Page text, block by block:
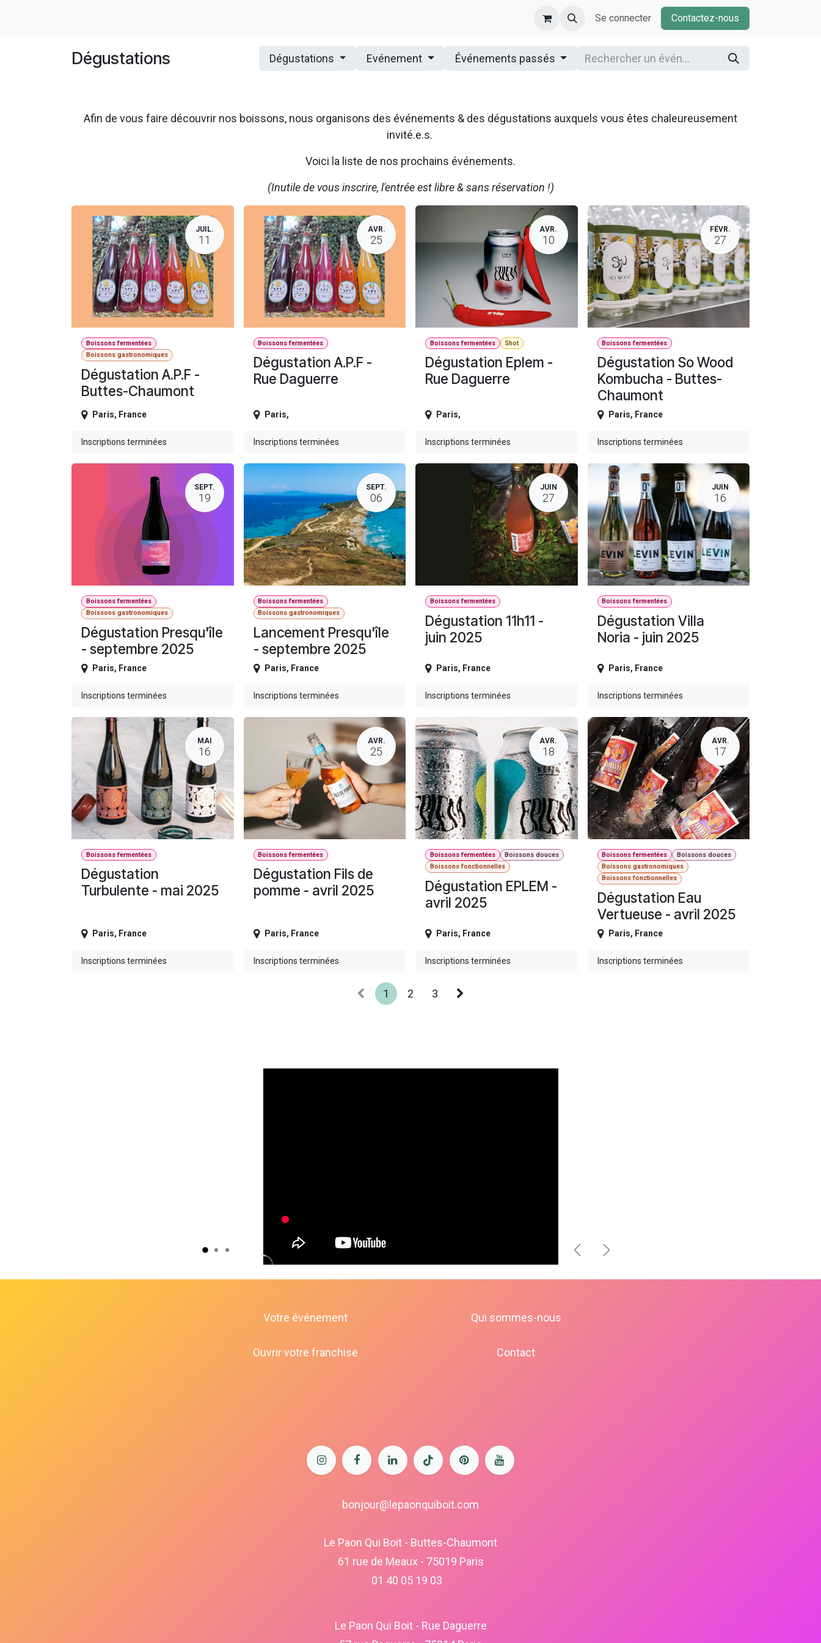
Se connecter Contactez-nous
Dégustations Dégustations Evénement Événements passés
Afin de vous faire découvrir nos boissons, nous organisons des événements & des dégustations auxquels vous êtes chaleureusement
invité.e.s.
Voici la liste de nos prochains événements.
(Inutile de vous inscrire, l'entrée est libre & sans réservation !)
JUIL.
11
Boissons fermentées
Boissons gastronomiques
Dégustation A.P.F -
Buttes-Chaumont
Paris, France
Inscriptions terminées
AVR.
25
Boissons fermentées
Dégustation A.P.F -
Rue Daguerre
Paris,
Inscriptions terminées
AVR.
10
Boissons fermentées Shot
Dégustation Eplem -
Rue Daguerre
Paris,
Inscriptions terminées
FÉVR.
27
Boissons fermentées
Dégustation So Wood
Kombucha - Buttes-
Chaumont
Paris, France
Inscriptions terminées
SEPT.
19
Boissons fermentées
Boissons gastronomiques
Dégustation Presqu'île
- septembre 2025
Paris, France
Inscriptions terminées
SEPT.
06
Boissons fermentées
Boissons gastronomiques
Lancement Presqu'île
- septembre 2025
Paris, France
Inscriptions terminées
JUIN
27
Boissons fermentées
Dégustation 11h11 -
juin 2025
Paris, France
Inscriptions terminées
JUIN
16
Boissons fermentées
Dégustation Villa
Noria - juin 2025
Paris, France
Inscriptions terminées
MAI
16
Boissons fermentées
Dégustation
Turbulente - mai 2025
Paris, France
Inscriptions terminées
AVR.
25
Boissons fermentées
Dégustation Fils de
pomme - avril 2025
Paris, France
Inscriptions terminées
AVR.
18
Boissons fermentées
Boissons douces
Boissons fonctionnelles
Dégustation EPLEM -
avril 2025
Paris, France
Inscriptions terminées
AVR.
17
Boissons fermentées
Boissons douces
Boissons gastronomiques
Boissons fonctionnelles
Dégustation Eau
Vertueuse - avril 2025
Paris, France
Inscriptions terminées
1 2 3
PrécédentSuivant
bonjour@lepaonquiboit.com
Le Paon Qui Boit - Buttes-Chaumont
61 rue de Meaux - 75019 Paris
01 40 05 19 03
Le Paon Qui Boit - Rue Daguerre
Qui sommes-nous
Contact
Votre événement
Ouvrir votre franchise